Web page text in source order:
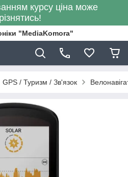
курсу ціна може
"MediaKomora"
GPS / Туризм / Зв'язок